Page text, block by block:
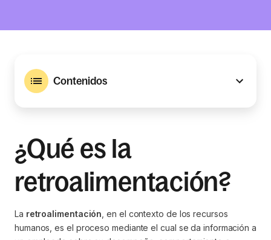
Contenidos
¿Qué es la
retroalimentación?
La retroalimentación , en el contexto de los recursos
humanos, es el proceso mediante el cual se da información a